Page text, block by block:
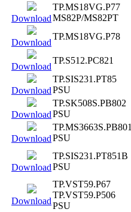
Download
TP.MS18VG.P77
MS82P/MS82PT
Download
TP.MS18VG.P78
Download
TP.S512.PC821
Download
TP.SIS231.PT85
PSU
Download
TP.SK508S.PB802
PSU
Download
TP.MS3663S.PB801
PSU
Download
TP.SIS231.PT851B
PSU
Download
TP.VST59.P67
TP.VST59.P506
PSU